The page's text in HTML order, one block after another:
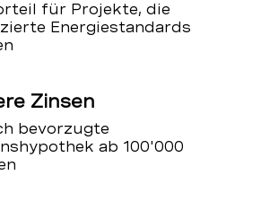
für Projekte, die
Energiestandards
Zinsen
bevorzugte
ab 100'000